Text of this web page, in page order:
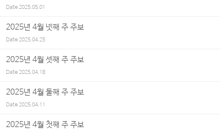
Date2025.05.01
2025년 4월 넷째 주 주보
Date2025.04.25
2025년 4월 셋째 주 주보
Date2025.04.18
2025년 4월 둘째 주 주보
Date2025.04.11
2025년 4월 첫째 주 주보